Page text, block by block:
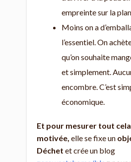
empreinte sur la
Moins on a
l’essentiel. On
qu’on souhaite
et simplement.
encombre. C’est
économique.
Et pour mesurer tout
motivée, elle se fixe un
Déchet et crée un blog